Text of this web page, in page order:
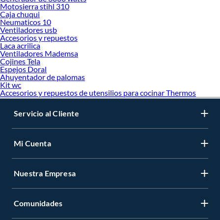
Motosierra stihl 310
Caja chuqui
Neumaticos 10
Ventiladores usb
Accesorios y repuestos
Laca acrilica
Ventiladores Mademsa
Cojines Tela
Espejos Doral
Ahuyentador de palomas
Kit wc
Accesorios y repuestos de utensilios para cocinar Thermos
Servicio al Cliente
Mi Cuenta
Nuestra Empresa
Comunidades